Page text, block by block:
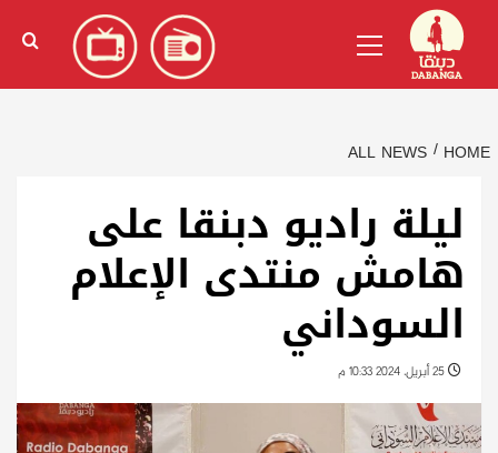
content
الإنجليزية)
Menu
HOME
ALL NEWS
ليلة راديو دبنقا على
هامش منتدى الإعلام
السوداني